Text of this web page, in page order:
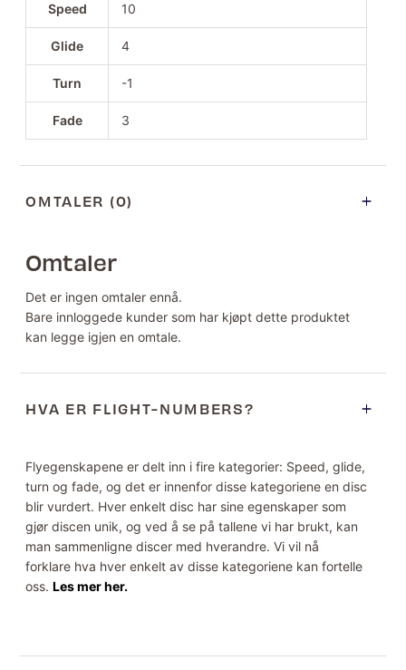
Speed 10
Glide 4
Turn -1
Fade 3
OMTALER (0)
Omtaler
Det er ingen omtaler ennå.
Bare innloggede kunder som har kjøpt dette produktet
kan legge igjen en omtale.
HVA ER FLIGHT-NUMBERS?
Flyegenskapene er delt inn i fire kategorier: Speed, glide,
turn og fade, og det er innenfor disse kategoriene en disc
blir vurdert. Hver enkelt disc har sine egenskaper som
gjør discen unik, og ved å se på tallene vi har brukt, kan
man sammenligne discer med hverandre. Vi vil nå
forklare hva hver enkelt av disse kategoriene kan fortelle
oss.Les mer her.